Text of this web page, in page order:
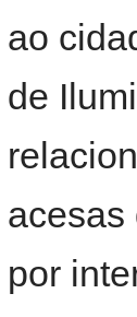
ao
de
acesas
por